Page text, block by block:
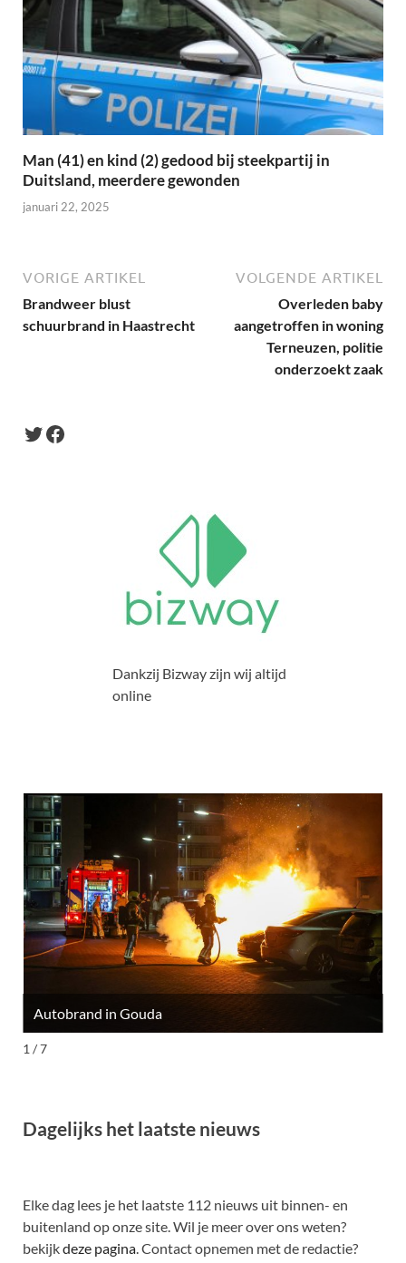
Man (41) en kind (2) gedood bij steekpartij in
Duitsland, meerdere gewonden
januari 22, 2025
VORIGE ARTIKEL
Brandweer blust
schuurbrand in Haastrecht
VOLGENDE ARTIKEL
Overleden baby
aangetroffen in woning
Terneuzen, politie
onderzoekt zaak
Dankzij Bizway zijn wij altijd
online
Autobrand in Gouda
1 / 7
Dagelijks het laatste nieuws
Elke dag lees je het laatste 112 nieuws uit binnen- en
buitenland op onze site. Wil je meer over ons weten?
bekijkdeze pagina . Contact opnemen met de redactie?